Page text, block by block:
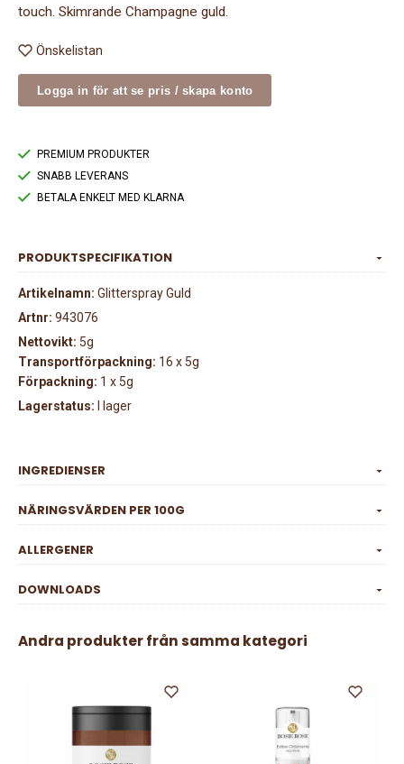
touch. Skimrande Champagne guld.
Önskelistan
Logga in för att se pris / skapa konto
PREMIUM PRODUKTER
SNABB LEVERANS
BETALA ENKELT MED KLARNA
PRODUKTSPECIFIKATION
Artikelnamn: Glitterspray Guld
Artnr: 943076
Nettovikt: 5g
Transportförpackning: 16 x 5g
Förpackning: 1 x 5g
Lagerstatus: I lager
INGREDIENSER
NÄRINGSVÄRDEN PER 100G
ALLERGENER
DOWNLOADS
Andra produkter från samma kategori